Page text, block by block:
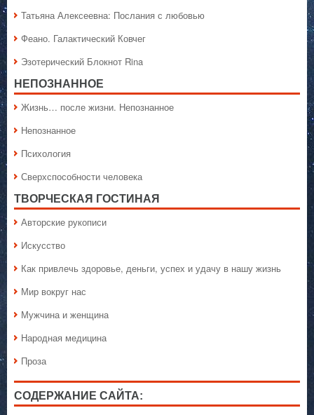
Татьяна Алексеевна: Послания с любовью
Феано. Галактический Ковчег
Эзотерический Блокнот Rina
НЕПОЗНАННОЕ
Жизнь… после жизни. Непознанное
Непознанное
Психология
Сверхспособности человека
ТВОРЧЕСКАЯ ГОСТИНАЯ
Авторские рукописи
Искусство
Как привлечь здоровье, деньги, успех и удачу в нашу жизнь
Мир вокруг нас
Мужчина и женщина
Народная медицина
Проза
СОДЕРЖАНИЕ САЙТА: